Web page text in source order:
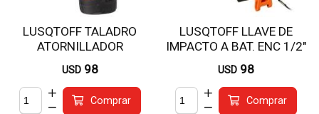
LUSQTOFF TALADRO
ATORNILLADOR
INALAMBRICO 12V TAL12-
8A
USD 98
Comprar
LUSQTOFF LLAVE DE
IMPACTO A BAT. ENC 1/2"
S/CARG S/BAT LIL1900-9B
USD 98
Comprar